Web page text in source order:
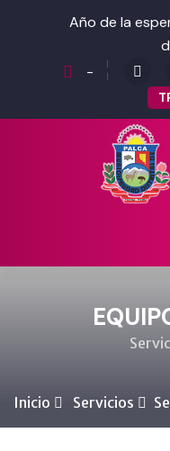
Año de la
-
Inicio Servicios